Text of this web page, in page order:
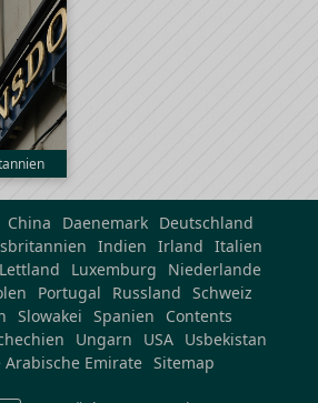
China Daenemark
Deutschland
Indien Irland Italien
Lettland Luxemburg
Niederlande
Portugal Russland Schweiz
Slowakei Spanien
Contents
Ungarn USA
Usbekistan
Emirate Sitemap